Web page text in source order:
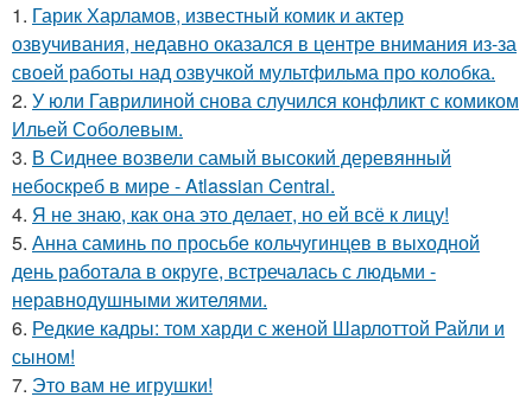
1. Гарик Харламов, известный комик и актер
озвучивания, недавно оказался в центре внимания из-за
своей работы над озвучкой мультфильма про колобка.
2. У юли Гаврилиной снова случился конфликт с комиком
Ильей Соболевым.
3. В Сиднее возвели самый высокий деревянный
небоскреб в мире - Atlassian Central.
4. Я не знаю, как она это делает, но ей всё к лицу!
5. Анна саминь по просьбе кольчугинцев в выходной
день работала в округе, встречалась с людьми -
неравнодушными жителями.
6. Редкие кадры: том харди с женой Шарлоттой Райли и
сыном!
7. Это вам не игрушки!